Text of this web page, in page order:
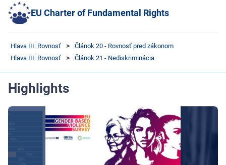
EU Charter of Fundamental Rights
Hlava III: Rovnosť
Článok 20 - Rovnosť pred zákonom
Hlava III: Rovnosť
Článok 21 - Nediskriminácia
Highlights